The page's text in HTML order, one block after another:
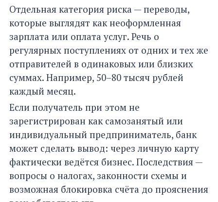
Отдельная категория риска — переводы,
которые выглядят как неоформленная
зарплата или оплата услуг. Речь о
регулярных поступлениях от одних и тех же
отправителей в одинаковых или близких
суммах. Например, 50–80 тысяч рублей
каждый месяц.
Если получатель при этом не
зарегистрирован как самозанятый или
индивидуальный предприниматель, банк
может сделать вывод: через личную карту
фактически ведётся бизнес. Последствия —
вопросы о налогах, законности схемы и
возможная блокировка счёта до прояснения